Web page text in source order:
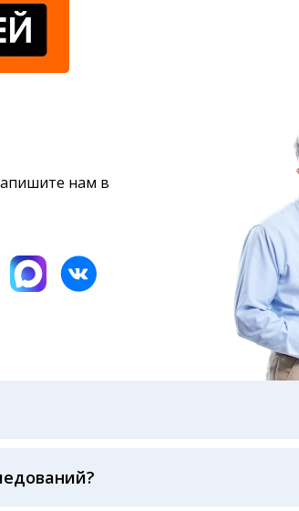
нам в
об оплате
соблюдением